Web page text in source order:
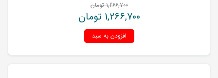
1,266,700 تومان
1,266,700 تومان
افزودن به سبد